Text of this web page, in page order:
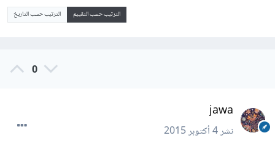
الترتيب حسب التقييم الترتيب حسب التاريخ
0
jawa
نشر4 أكتوبر 2015